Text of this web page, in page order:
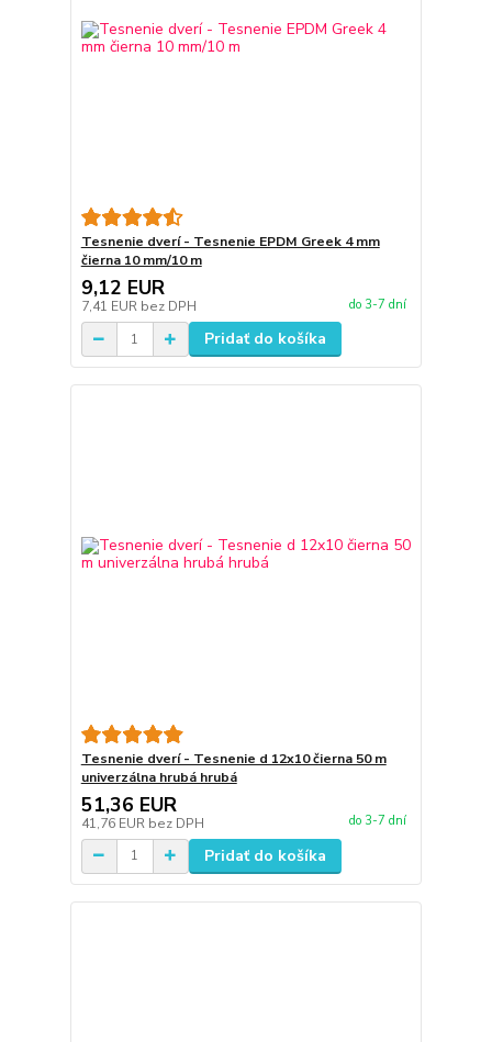
Tesnenie dverí - Tesnenie EPDM Greek 4 mm
čierna 10 mm/10 m
9,12 EUR
7,41 EUR bez DPH do 3-7 dní
Pridať do košíka
Tesnenie dverí - Tesnenie d 12x10 čierna 50 m
univerzálna hrubá hrubá
51,36 EUR
41,76 EUR bez DPH do 3-7 dní
Pridať do košíka